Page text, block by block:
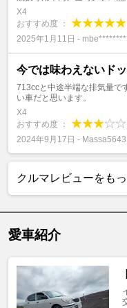
X4
おすすめ度 ：
2025年1月11日 - mbe********
今では味わえないド
713ccと中途半端な排気量で
い車だと思います。
X4
おすすめ度 ：
2024年9月17日 - Massa5643
クルマレビューをも
愛車紹介